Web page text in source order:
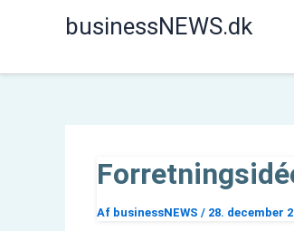
businessNEWS.dk
Af businessNEWS / 28. december